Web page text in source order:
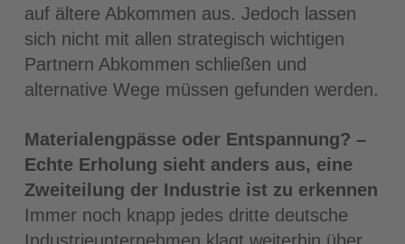
auf ältere Abkommen aus. Jedoch lassen
sich nicht mit allen strategisch wichtigen
Partnern Abkommen schließen und
alternative Wege müssen gefunden werden.
Materialengpässe oder Entspannung? –
Echte Erholung sieht anders aus, eine
Zweiteilung der Industrie ist zu erkennen
Immer noch knapp jedes dritte deutsche